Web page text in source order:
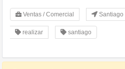
Ventas / Comercial Santiago
realizar santiago